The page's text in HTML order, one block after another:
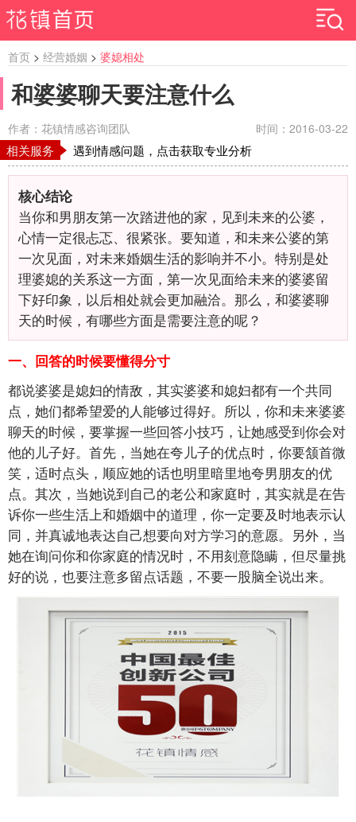
首页 > 经营婚姻 > 婆媳相处
和婆婆聊天要注意什么
作者：花镇情感咨询团队 时间：2016-03-22
相关服务 遇到情感问题，点击获取专业分析
核心结论
当你和男朋友第一次踏进他的家，见到未来的公婆，
心情一定很忐忑、很紧张。要知道，和未来公婆的第
一次见面，对未来婚姻生活的影响并不小。特别是处
理婆媳的关系这一方面，第一次见面给未来的婆婆留
下好印象，以后相处就会更加融洽。那么，和婆婆聊
天的时候，有哪些方面是需要注意的呢？
一、回答的时候要懂得分寸
都说婆婆是媳妇的情敌，其实婆婆和媳妇都有一个共同
点，她们都希望爱的人能够过得好。所以，你和未来婆婆
聊天的时候，要掌握一些回答小技巧，让她感受到你会对
他的儿子好。首先，当她在夸儿子的优点时，你要颔首微
笑，适时点头，顺应她的话也明里暗里地夸男朋友的优
点。其次，当她说到自己的老公和家庭时，其实就是在告
诉你一些生活上和婚姻中的道理，你一定要及时地表示认
同，并真诚地表达自己想要向对方学习的意愿。另外，当
她在询问你和你家庭的情况时，不用刻意隐瞒，但尽量挑
好的说，也要注意多留点话题，不要一股脑全说出来。